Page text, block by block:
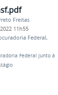
Freitas
11h55
Federal,
Federal junto à